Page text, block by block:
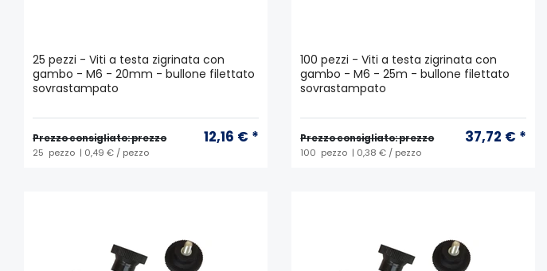
25 pezzi - Viti a testa zigrinata con
gambo - M6 - 20mm - bullone filettato
sovrastampato
Prezzo consigliato: prezzo 12,16 € *
25 pezzo | 0,49 € / pezzo
100 pezzi - Viti a testa zigrinata con
gambo - M6 - 25m - bullone filettato
sovrastampato
Prezzo consigliato: prezzo 37,72 € *
100 pezzo | 0,38 € / pezzo